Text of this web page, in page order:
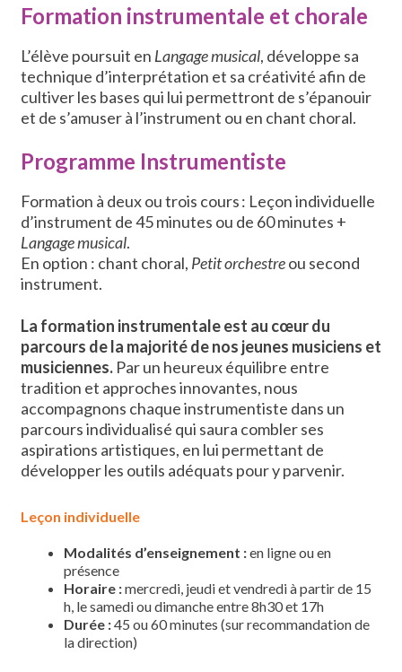
Formation instrumentale et chorale
L’élève poursuit en Langage musical, développe sa
technique d’interprétation et sa créativité afin de
cultiver les bases qui lui permettront de s’épanouir
et de s’amuser à l’instrument ou en chant choral.
Programme Instrumentiste
Formation à deux ou trois cours: Leçon individuelle
d’instrument de 45 minutes ou de 60 minutes +
Langage musical.
En option : chant choral, Petit orchestreou second
instrument.
La formation instrumentale est au cœur du
parcours de la majorité de nos jeunes musiciens et
musiciennes.Par un heureux équilibre entre
tradition et approches innovantes, nous
accompagnons chaque instrumentiste dans un
parcours individualisé qui saura combler ses
aspirations artistiques, en lui permettant de
développer les outils adéquats pour y parvenir.
Leçon individuelle
Modalités d’enseignement :en ligne ou en
présence
Horaire :mercredi, jeudi et vendredi à partir de 15
h, le samedi ou dimanche entre 8h30 et 17h
Durée :45 ou 60 minutes (sur recommandation de
la direction)